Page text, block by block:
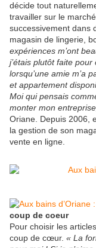
décide tout
travailler sur le
successivement dans
magasin de lingerie,
expériences m’ont
j’étais plutôt faite
lorsqu’une amie m’a
et appartement
Moi qui pensais
monter mon
Oriane. Depuis 2006,
la gestion de son
vente en ligne.
coup de coeur
Pour choisir les
coup de cœur. « La